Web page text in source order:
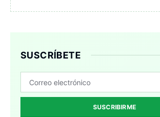
SUSCRÍBETE
SUSCRIBIRME